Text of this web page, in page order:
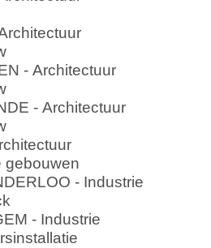
- Architectuur
- Architectuur
gebouwen
- Industrie
- Industrie